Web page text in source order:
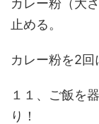
カレー粉（大
止める。
カレー粉を2回
１１、ご飯を
り！